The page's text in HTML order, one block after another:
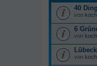
40
von koch
6
von koch
von koch